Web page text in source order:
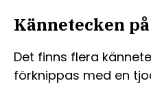
Kännetecken
Det finns flera
förknippas med en